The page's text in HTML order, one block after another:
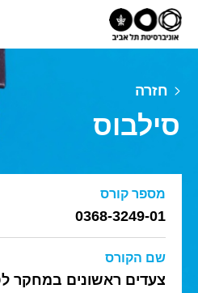
חזרה
סילבוס
מספר קורס
0368-3249-01
שם הקורס
צעדים ראשונים במחקר